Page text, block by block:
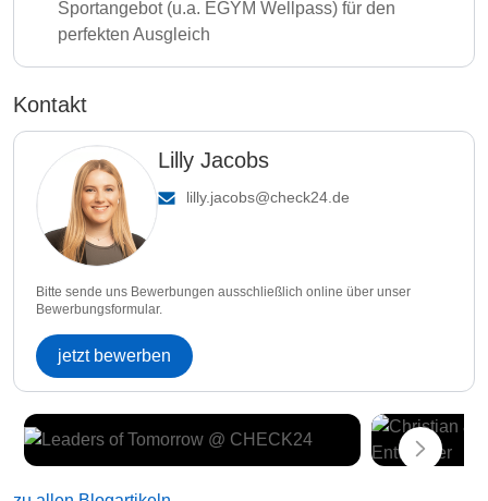
Sportangebot (u.a. EGYM Wellpass) für den
perfekten Ausgleich
Kontakt
Lilly Jacobs
lilly.jacobs@check24.de
Bitte sende uns Bewerbungen ausschließlich online über unser
Bewerbungsformular.
jetzt bewerben